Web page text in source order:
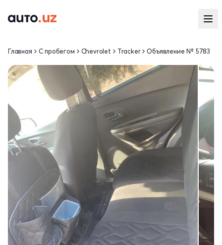
Главная С пробегом Chevrolet Tracker Объявление № 5783